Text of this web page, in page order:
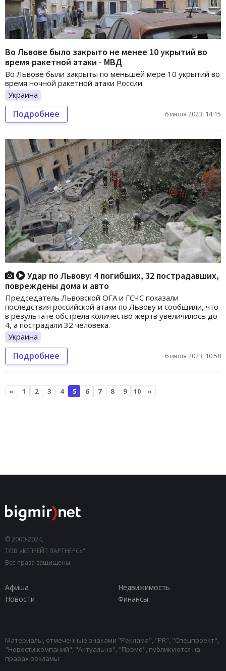
Во Львове было закрыто не менее 10 укрытий во
время ракетной атаки - МВД
Во Львове были закрыты по меньшей мере 10 укрытий во
время ночной ракетной атаки России.
Украина
Подробнее 6 июля 2023, 14:15
Удар по Львову: 4 погибших, 32 пострадавших,
повреждены дома и авто
Председатель Львовской ОГА и ГСЧС показали
последствия российской атаки по Львову и сообщили, что
в результате обстрела количество жертв увеличилось до
4, а пострадали 32 человека.
Украина
Подробнее 6 июля 2023, 10:58
« 1 2 3 4 5 6 7 8 9 10 »
© 2000-2024,
ТОВ «КЕПРЕЙТ ПАРТНЕРС»".
Все права защищены.
Афиша
Недвижимость
Новости
Финансы
Материалы, отмеченные знаками "Реклама", "PR", "Спецпроект",
"Новости компаний", "Актуально", "Промо", публикуются на
правах рекламы.